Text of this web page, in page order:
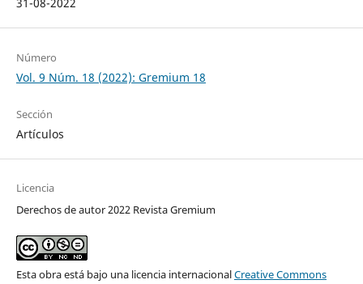
31-08-2022
Número
Vol. 9 Núm. 18 (2022): Gremium 18
Sección
Artículos
Licencia
Derechos de autor 2022 Revista Gremium
Esta obra está bajo una licencia internacionalCreative Commons